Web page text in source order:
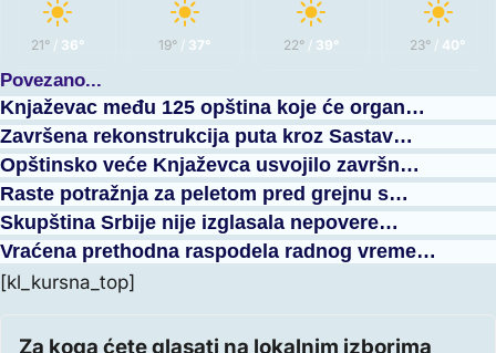
21°/ 36° 19°/ 37° 22°/ 39° 23° / 40°
Povezano...
Knjaževac među 125 opština koje će organ…
Završena rekonstrukcija puta kroz Sastav…
Opštinsko veće Knjaževca usvojilo završn…
Raste potražnja za peletom pred grejnu s…
Skupština Srbije nije izglasala nepovere…
Vraćena prethodna raspodela radnog vreme…
[kl_kursna_top]
Za koga ćete glasati na lokalnim izborima